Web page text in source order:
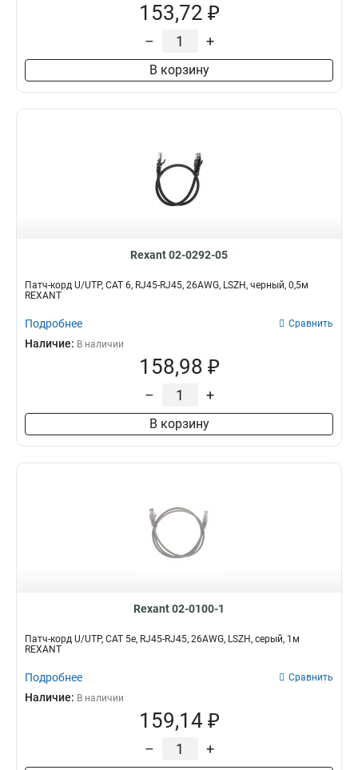
153,72 ₽
– +
В корзину
Rexant 02-0292-05
Патч-корд U/UTP, CAT 6, RJ45-RJ45, 26AWG, LSZH, черный, 0,5м
REXANT
Подробнее Сравнить
Наличие: В наличии
158,98 ₽
– +
В корзину
Rexant 02-0100-1
Патч-корд U/UTP, CAT 5e, RJ45-RJ45, 26AWG, LSZH, серый, 1м
REXANT
Подробнее Сравнить
Наличие: В наличии
159,14 ₽
– +